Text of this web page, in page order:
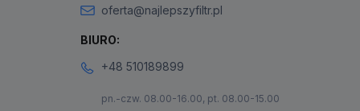
oferta@najlepszyfiltr.pl
BIURO:
+48 510189899
pn.-czw. 08.00-16.00, pt. 08.00-15.00